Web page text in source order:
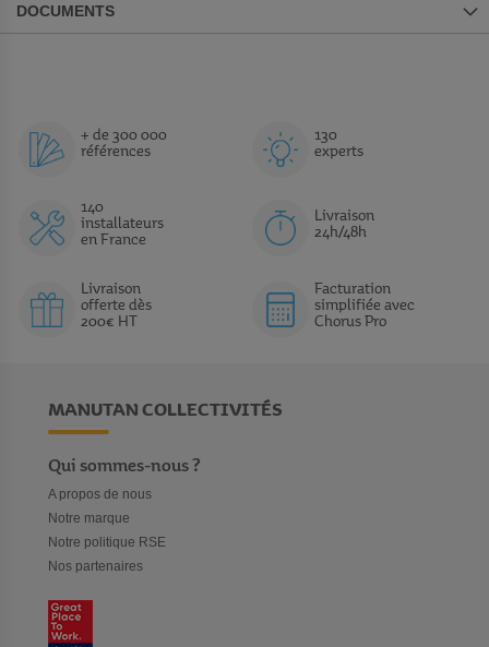
DOCUMENTS
+ de 300 000
références
130
experts
140
installateurs
en France
Livraison
24h/48h
Livraison
offerte dès
200€ HT
Facturation
simplifiée avec
Chorus Pro
MANUTAN COLLECTIVITÉS
Qui sommes-nous ?
A propos de nous
Notre marque
Notre politique RSE
Nos partenaires